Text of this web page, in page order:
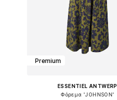
Premium
ESSENTIEL ANTWERP
Φόρεμα 'JOHNSON'